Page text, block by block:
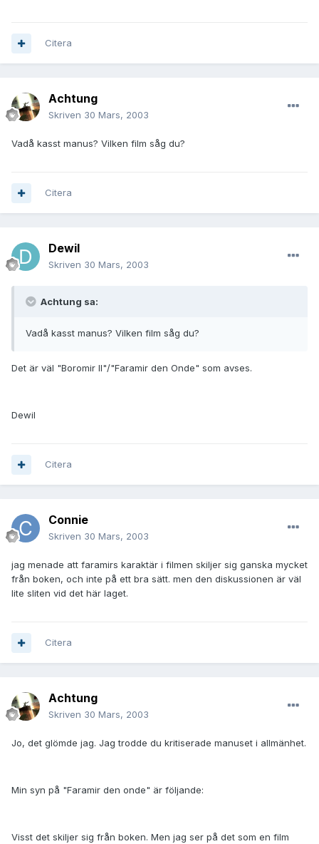
Citera
Achtung
Skriven 30 Mars, 2003
Vadå kasst manus? Vilken film såg du?
Citera
Dewil
Skriven 30 Mars, 2003
Achtung sa:
Vadå kasst manus? Vilken film såg du?
Det är väl "Boromir II"/"Faramir den Onde" som avses.
Dewil
Citera
Connie
Skriven 30 Mars, 2003
jag menade att faramirs karaktär i filmen skiljer sig ganska mycket
från boken, och inte på ett bra sätt. men den diskussionen är väl
lite sliten vid det här laget.
Citera
Achtung
Skriven 30 Mars, 2003
Jo, det glömde jag. Jag trodde du kritiserade manuset i allmänhet.
Min syn på "Faramir den onde" är följande:
Visst det skiljer sig från boken. Men jag ser på det som en film